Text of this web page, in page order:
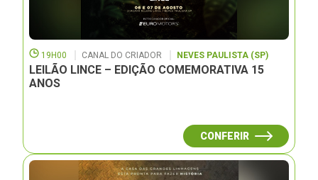
19H00 CANAL DO CRIADOR NEVES PAULISTA (SP)
LEILÃO LINCE – EDIÇÃO COMEMORATIVA 15
ANOS
CONFERIR